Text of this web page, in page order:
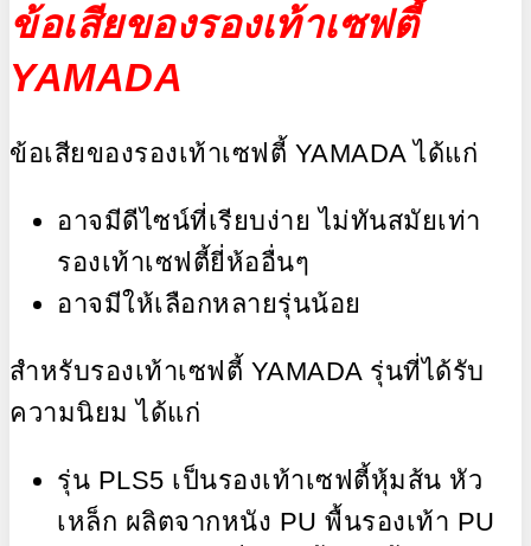
ข้อเสียของรองเท้าเซฟตี้
YAMADA
ข้อเสียของรองเท้าเซฟตี้ YAMADA ได้แก่
อาจมีดีไซน์ที่เรียบง่าย ไม่ทันสมัยเท่า
รองเท้าเซฟตี้ยี่ห้ออื่นๆ
อาจมีให้เลือกหลายรุ่นน้อย
สำหรับรองเท้าเซฟตี้ YAMADA รุ่นที่ได้รับ
ความนิยม ได้แก่
รุ่น PLS5 เป็นรองเท้าเซฟตี้หุ้มส้น หัว
เหล็ก ผลิตจากหนัง PU พื้นรองเท้า PU